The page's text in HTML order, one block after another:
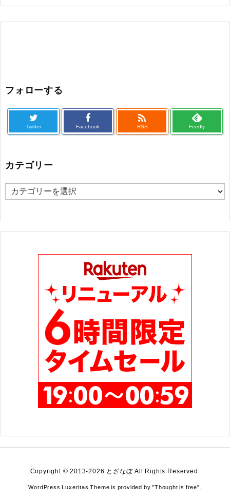
フォローする
Twitter Facebook

RSS Feedly
カテゴリー
カ
ゴ
Copyright ©2013-2026 とざなぼAll Rights Reserved.
WordPress Luxeritas Theme is provided by "Thought is free".